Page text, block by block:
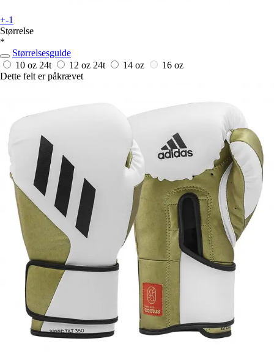
+-1
Størrelse
*
Størrelsesguide
10 oz 24t 12 oz 24t 14 oz
16 oz
Dette felt er påkrævet